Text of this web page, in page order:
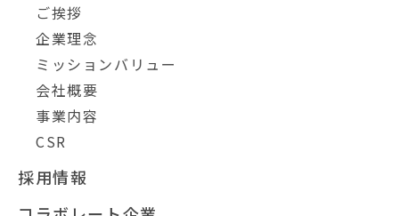
ご挨拶
企業理念
ミッションバリュー
会社概要
事業内容
CSR
採用情報